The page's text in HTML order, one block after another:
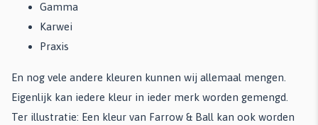
Gamma
Karwei
Praxis
En nog vele andere kleuren kunnen wij allemaal mengen.
Eigenlijk kan iedere kleur in ieder merk worden gemengd.
Ter illustratie: Een kleur van Farrow & Ball kan ook worden